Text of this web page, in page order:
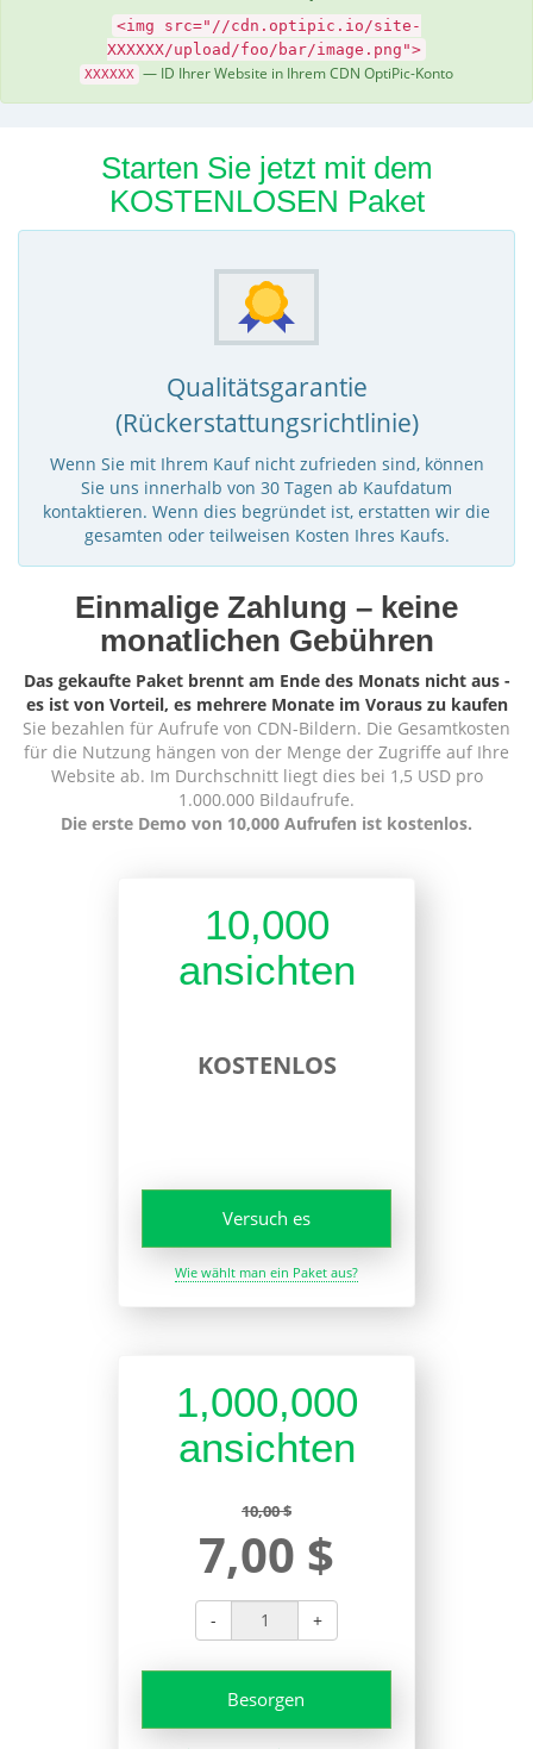
<img src="//cdn.optipic.io/site-
XXXXXX/upload/foo/bar/image.png">
XXXXXX — ID Ihrer Website in Ihrem CDN OptiPic-Konto
Starten Sie jetzt mit dem
KOSTENLOSEN Paket
Qualitätsgarantie
(Rückerstattungsrichtlinie)
Wenn Sie mit Ihrem Kauf nicht zufrieden sind, können
Sie uns innerhalb von 30 Tagen ab Kaufdatum
kontaktieren. Wenn dies begründet ist, erstatten wir die
gesamten oder teilweisen Kosten Ihres Kaufs.
Einmalige Zahlung – keine
monatlichen Gebühren
Das gekaufte Paket brennt am Ende des Monats nicht aus -
es ist von Vorteil, es mehrere Monate im Voraus zu kaufen
Sie bezahlen für Aufrufe von CDN-Bildern. Die Gesamtkosten
für die Nutzung hängen von der Menge der Zugriffe auf Ihre
Website ab. Im Durchschnitt liegt dies bei 1,5 USD pro
1.000.000 Bildaufrufe.
Die erste Demo von 10,000 Aufrufen ist kostenlos.
10,000
ansichten
KOSTENLOS
Versuch es
Wie wählt man ein Paket aus?
1,000,000
ansichten
10,00 $
7,00 $
- +
Besorgen